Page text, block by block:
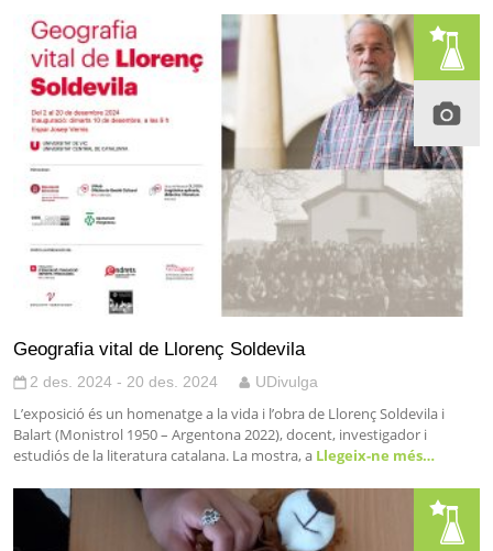
Geografia vital de Llorenç Soldevila
2 des. 2024 - 20 des. 2024 UDivulga
L’exposició és un homenatge a la vida i l’obra de Llorenç Soldevila i
Balart (Monistrol 1950 – Argentona 2022), docent, investigador i
estudiós de la literatura catalana. La mostra, a Llegeix-ne més…